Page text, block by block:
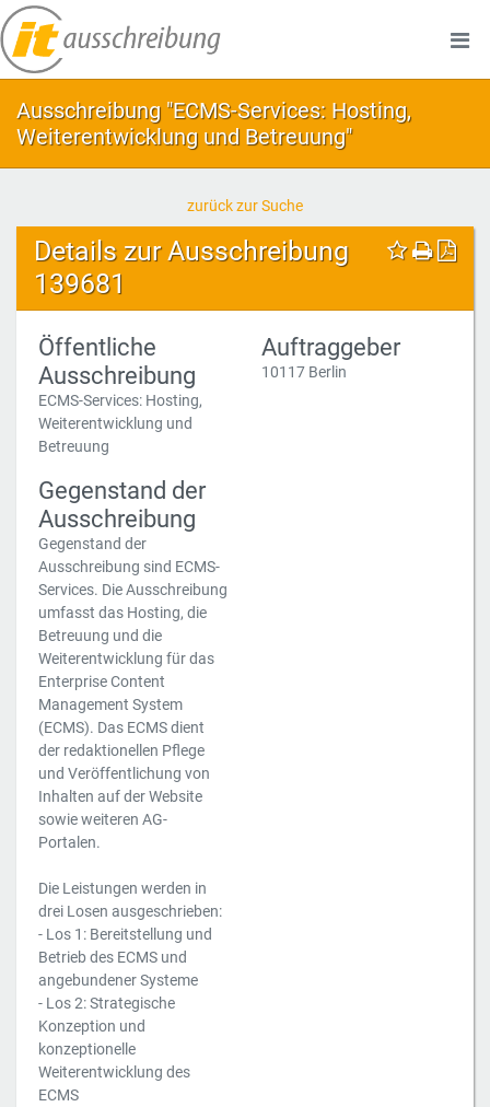
Ausschreibung "ECMS-Services: Hosting,
Weiterentwicklung und Betreuung"
zurück zur Suche
Details zur Ausschreibung
139681
Öffentliche
Ausschreibung
ECMS-Services: Hosting,
Weiterentwicklung und
Betreuung
Gegenstand der
Ausschreibung
Gegenstand der
Ausschreibung sind ECMS-
Services. Die Ausschreibung
umfasst das Hosting, die
Betreuung und die
Weiterentwicklung für das
Enterprise Content
Management System
(ECMS). Das ECMS dient
der redaktionellen Pflege
und Veröffentlichung von
Inhalten auf der Website
sowie weiteren AG-
Portalen.
Die Leistungen werden in
drei Losen ausgeschrieben:
- Los 1: Bereitstellung und
Betrieb des ECMS und
angebundener Systeme
- Los 2: Strategische
Konzeption und
konzeptionelle
Weiterentwicklung des
ECMS
Auftraggeber
10117 Berlin